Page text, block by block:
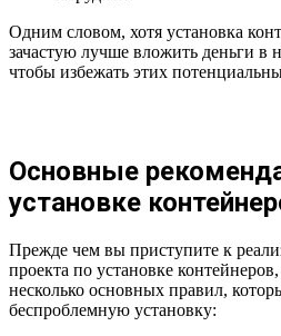
Одним словом, хотя установка
зачастую лучше вложить деньги в
чтобы избежать этих
Основные
установке
Прежде чем вы приступите к
проекта по установке
несколько основных правил,
беспроблемную установку: